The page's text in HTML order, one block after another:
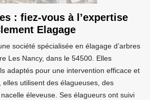
: fiez-vous à l’expertise
Elagage
société spécialisée en élagage d’arbres
Les Nancy, dans le 54500. Elles
adaptés pour une intervention efficace et
elles utilisent des élagueuses, des
éleveuse. Ses élagueurs ont suivi